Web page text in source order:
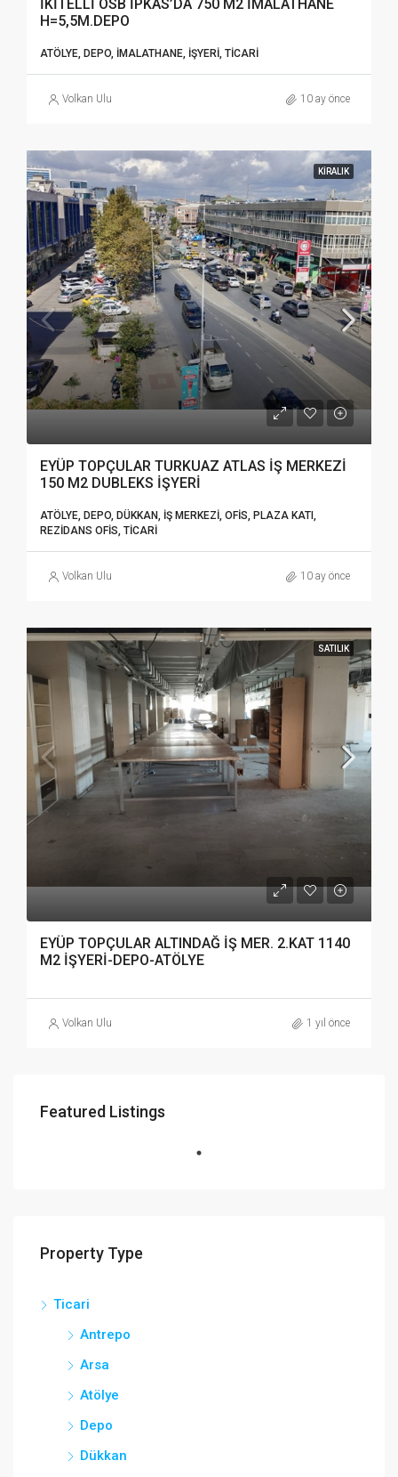
İKİTELLİ OSB İPKAS’DA 750 M2 İMALATHANE
H=5,5M.DEPO
ATÖLYE, DEPO, İMALATHANE, İŞYERI, TICARI
Volkan Ulu 10 ay önce
KIRALIK
EYÜP TOPÇULAR TURKUAZ ATLAS İŞ MERKEZİ
150 M2 DUBLEKS İŞYERİ
ATÖLYE, DEPO, DÜKKAN, İŞ MERKEZI, OFIS, PLAZA KATI,
REZIDANS OFIS, TICARI
Volkan Ulu 10 ay önce
SATILIK
EYÜP TOPÇULAR ALTINDAĞ İŞ MER. 2.KAT 1140
M2 İŞYERİ-DEPO-ATÖLYE
Volkan Ulu 1 yıl önce
Featured Listings
Property Type
Ticari
Antrepo
Arsa
Atölye
Depo
Dükkan